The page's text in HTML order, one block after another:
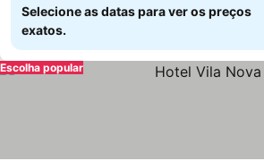
Selecione as datas para ver os preços
exatos.
Escolha popular